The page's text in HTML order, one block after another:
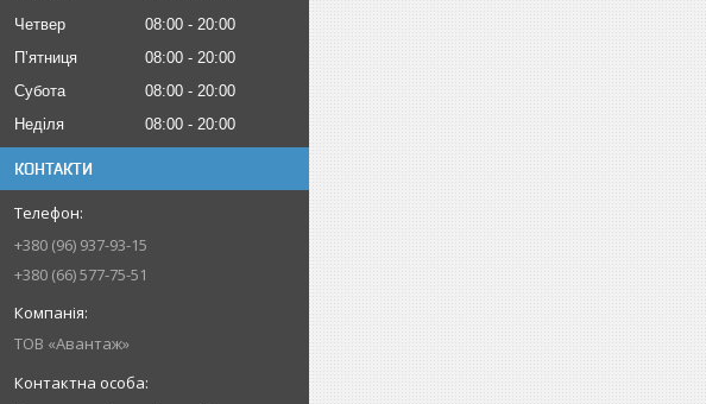
Четвер
08:00
20:00
Пʼятниця
08:00
20:00
Субота
08:00
20:00
Неділя
08:00 20:00
КОНТАКТИ
+380 (96) 937-93-15
+380 (66) 577-75-51
ТОВ «Авантаж»